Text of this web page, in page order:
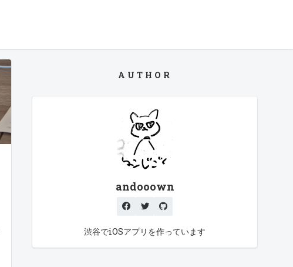
AUTHOR
andooown
渋谷でiOSアプリを作っています